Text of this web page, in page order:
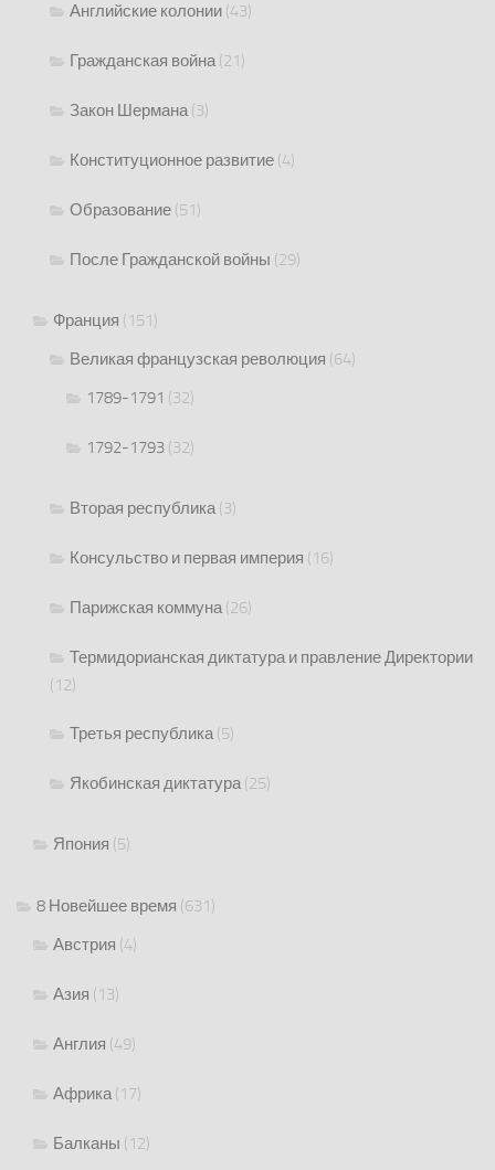
Английские колонии (43)
Гражданская война(21)
Закон Шермана(3)
Конституционное развитие (4)
Образование (51)
После Гражданской войны (29)
Франция (151)
Великая французская революция (64)
1789-1791 (32)
1792-1793 (32)
Вторая республика(3)
Консульство и первая империя (16)
Парижская коммуна(26)
Термидорианская диктатура и правление Директории
(12)
Третья республика(5)
Якобинская диктатура(25)
Япония (5)
8 Новейшее время (631)
Австрия (4)
Азия (13)
Англия (49)
Африка(17)
Балканы (12)